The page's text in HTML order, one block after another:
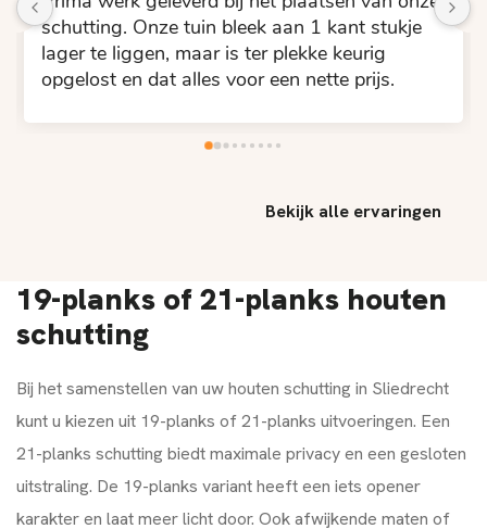
stukje
prijs.
Bekijk alle ervaringen
19-planks of 21-planks houten
schutting
Bij het samenstellen van uw houten schutting in Sliedrecht
kunt u kiezen uit 19-planks of 21-planks uitvoeringen. Een
21-planks schutting biedt maximale privacy en een gesloten
uitstraling. De 19-planks variant heeft een iets opener
karakter en laat meer licht door. Ook afwijkende maten of